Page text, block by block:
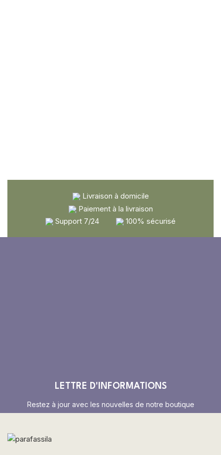
Livraison à domicile
Paiement à la livraison
Support 7/24
100% sécurisé
LETTRE D'INFORMATIONS
Restez à jour avec les nouvelles de notre boutique